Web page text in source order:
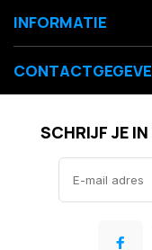
INFORMATIE
SCHRIJF JE